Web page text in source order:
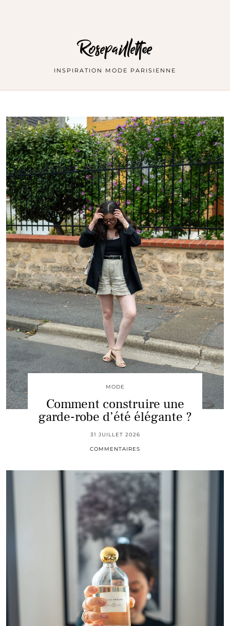
Rosepaillettee
INSPIRATION MODE PARISIENNE
MODE
Comment construire une
garde-robe d’été élégante ?
31 JUILLET 2026
COMMENTAIRES